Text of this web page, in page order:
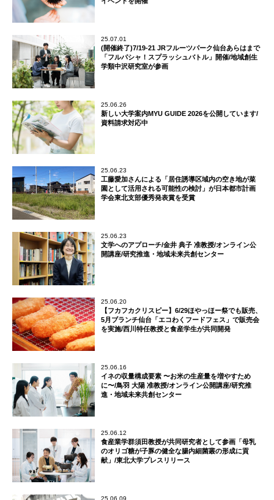
25.07.01
(開催終了)7/19-21 JRフルーツパーク仙台あらはまで
「フルパシャ！スプラッシュバトル」開催/地域創生
学類中沢研究室が参画
25.06.26
新しい大学案内MYU GUIDE 2026を公開しています/
資料請求対応中
25.06.23
工藤愛加さんによる「居住誘導区域内の空き地が菜
園として活用される可能性の検討」が日本都市計画
学会東北支部優秀発表賞を受賞
25.06.23
文学へのアプローチ/金井 典子 准教授/オンライン公
開講座/研究推進・地域未来共創センター
25.06.20
【フカフカクリスピー】6/29ほやっほー祭でも販売、
5月ブランチ仙台「エコわくフードフェス」で販売会
を実施/西川特任教授と食産学生が共同開発
25.06.16
イネの収量構成要素 〜お米の生産量を増やすため
に〜/鳥羽 大陽 准教授/オンライン公開講座/研究推
進・地域未来共創センター
25.06.12
食産業学群須田教授が共同研究者として参画「母乳
のオリゴ糖が子豚の健全な腸内細菌叢の形成に貢
献」/東北大学プレスリリース
25.06.09